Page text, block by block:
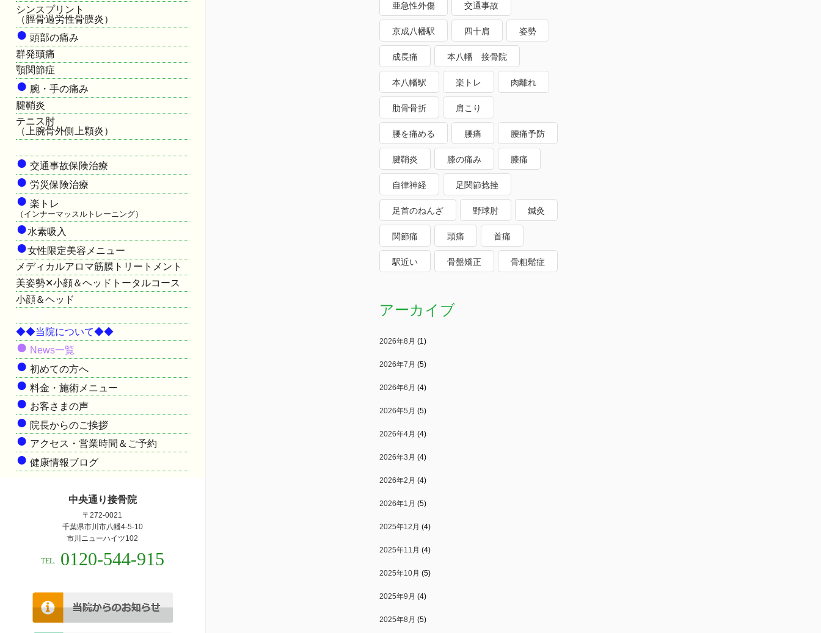
シンスプリント
（脛骨過労性骨膜炎）
● 頭部の痛み
群発頭痛
顎関節症
● 腕・手の痛み
腱鞘炎
テニス肘
（上腕骨外側上顆炎）
● 交通事故保険治療
● 労災保険治療
● 楽トレ
（インナーマッスルトレーニング）
●水素吸入
●女性限定美容メニュー
メディカルアロマ筋膜トリートメント
美姿勢✕小顔＆ヘッドトータルコース
小顔＆ヘッド
◆◆当院について◆◆
● News一覧
● 初めての方へ
● 料金・施術メニュー
● お客さまの声
● 院長からのご挨拶
● アクセス・営業時間＆ご予約
● 健康情報ブログ
中央通り接骨院
〒272-0021
千葉県市川市八幡4-5-10
市川ニューハイツ102
TEL. 0120-544-915
亜急性外傷 交通事故
京成八幡駅 四十肩 姿勢
成長痛 本八幡 接骨院
本八幡駅 楽トレ 肉離れ
肋骨骨折 肩こり
腰を痛める 腰痛 腰痛予防
腱鞘炎 膝の痛み 膝痛
自律神経 足関節捻挫
足首のねんざ 野球肘 鍼灸
関節痛 頭痛 首痛
駅近い 骨盤矯正 骨粗鬆症
アーカイブ
2026年8月 (1)
2026年7月 (5)
2026年6月 (4)
2026年5月 (5)
2026年4月 (4)
2026年3月 (4)
2026年2月 (4)
2026年1月 (5)
2025年12月 (4)
2025年11月 (4)
2025年10月 (5)
2025年9月 (4)
2025年8月 (5)